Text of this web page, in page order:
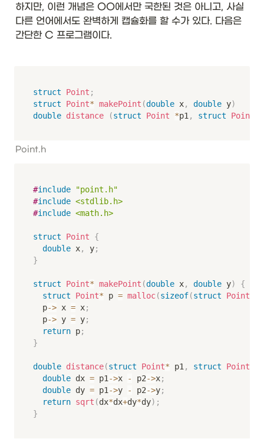
하지만, 이런 개념은 OO에서만 국한된 것은 아니고, 사실
다른 언어에서도 완벽하게 캡슐화를 할 수가 있다. 다음은
간단한 C 프로그램이다.
struct Point ;
struct
Point* makePoint (double x, double y)
double distance (struct Point *p1 , struct Point
Point.h
#include
"point.h"
#include <stdlib.h>
#include <math.h>
struct Point
{
double x, y;
}
struct Point* makePoint (double x, double y)
{
struct
Point* p = malloc(sizeof(struct Point
	p
-> x = x;
	p
-> y = y;
return p;
}
double distance(struct Point* p1 , struct Point
double dx = p1 ->x - p2->x;
double dy = p1 ->y - p2->y;
return sqrt (dx*dx+dy*dy) ;
}